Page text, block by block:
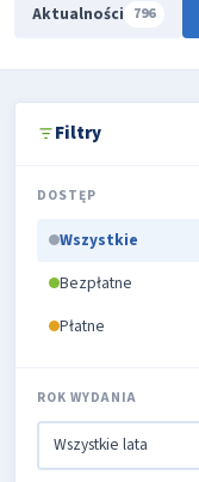
Aktualności 796
Filtry
DOSTĘP
Wszystkie
Bezpłatne
Płatne
ROK WYDANIA